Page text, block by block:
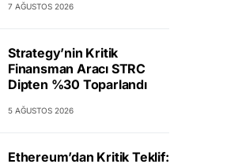
7 AĞUSTOS 2026
Strategy’nin Kritik
Finansman Aracı STRC
Dipten %30 Toparlandı
5 AĞUSTOS 2026
Ethereum’dan Kritik Teklif: